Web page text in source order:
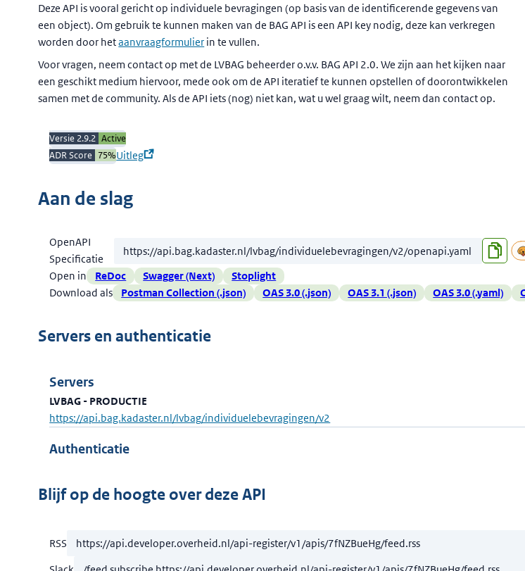
Deze API is vooral gericht op individuele bevragingen (op basis van de identificerende gegevens van
een object). Om gebruik te kunnen maken van de BAG API is een API key nodig, deze kan verkregen
worden door hetaanvraagformulier in te vullen.
Voor vragen, neem contact op met de LVBAG beheerder o.v.v. BAG API 2.0. We zijn aan het kijken naar
een geschikt medium hiervoor, mede ook om de API iteratief te kunnen opstellen of doorontwikkelen
samen met de community. Als de API iets (nog) niet kan, wat u wel graag wilt, neem dan contact op.
Versie 2.9.2 Active
ADR Score 75%Uitleg
Aan de slag
OpenAPI
Specificatie
Open in
ReDoc Swagger (Next)
Stoplight
Download als
Postman Collection (.json) OAS 3.0 (.json) OAS 3.1 (.json) OAS 3.0 (.yaml)
Servers en authenticatie
Servers
LVBAG - PRODUCTIE
https://api.bag.kadaster.nl/lvbag/individuelebevragingen/v2
Authenticatie
Blijf op de hoogte over deze API
RSS